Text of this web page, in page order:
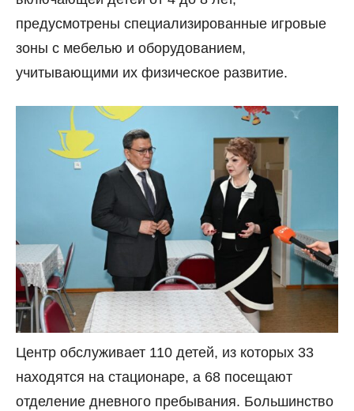
предусмотрены специализированные игровые
зоны с мебелью и оборудованием,
учитывающими их физическое развитие.
Центр обслуживает 110 детей, из которых 33
находятся на стационаре, а 68 посещают
отделение дневного пребывания. Большинство